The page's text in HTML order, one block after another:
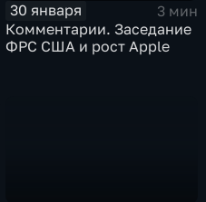
30 января
3 мин
Комментарии. Заседание
ФРС США и рост Apple